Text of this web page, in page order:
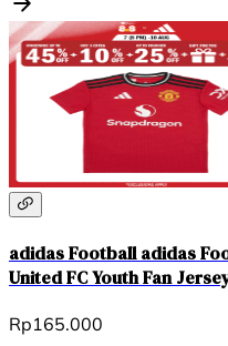
adidas Football adidas
United FC Youth Fan
Rp165.000